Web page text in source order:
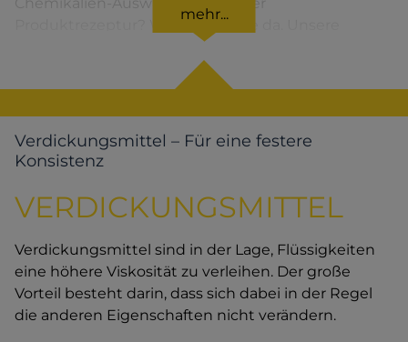
Chemikalien-Auswahl oder bei der
Lösungen für den jeweiligen Produktbereich
finden Sie, wenn Sie das entsprechende Symbol
anklicken.
mehr...
Verdickungsmittel – Für eine festere
Konsistenz
VERDICKUNGSMITTEL
Verdickungsmittel sind in der Lage, Flüssigkeiten
eine höhere Viskosität zu verleihen. Der große
Vorteil besteht darin, dass sich dabei in der Regel
die anderen Eigenschaften nicht verändern.